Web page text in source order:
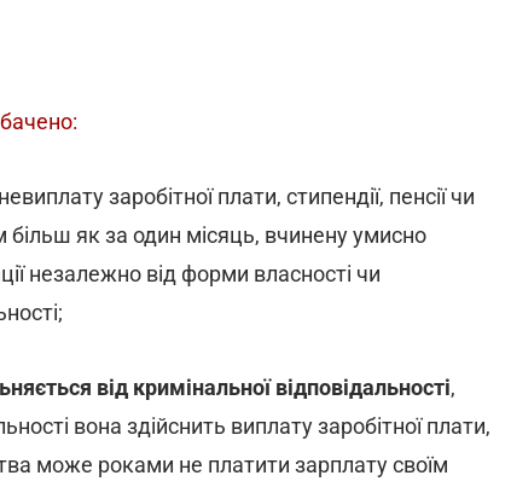
заробітної плати, стипендії, пенсії чи
як за один місяць, вчинену умисно
незалежно від форми власності чи
від кримінальної відповідальності,
вона здійснить виплату заробітної плати,
може роками не платити зарплату своїм